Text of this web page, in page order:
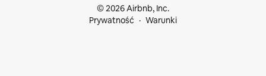
© 2026 Airbnb, Inc.
Prywatność
Warunki